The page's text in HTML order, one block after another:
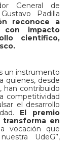
General de
Padilla
reconoce a
con impacto
científico,
un instrumento
quienes, desde
han contribuido
competitividad
el desarrollo
El premio
en
vocación que
UdeG”,